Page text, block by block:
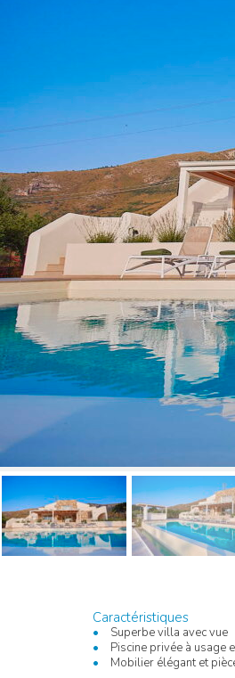
Caractéristiques
Superbe villa avec vue
Piscine privée à usage
Mobilier élégant et